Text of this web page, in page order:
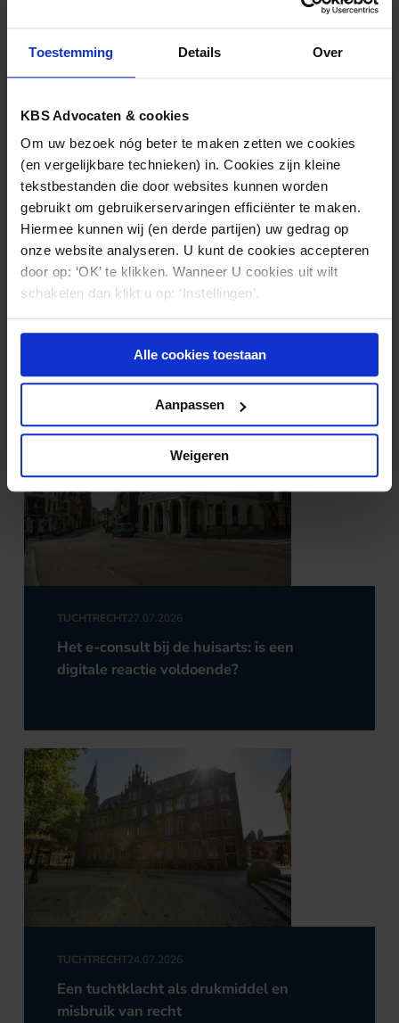
Toestemming Details Over
KBS Advocaten & cookies
Om uw bezoek nóg beter te maken zetten we cookies
(en vergelijkbare technieken) in. Cookies zijn kleine
tekstbestanden die door websites kunnen worden
gebruikt om gebruikerservaringen efficiënter te maken.
Hiermee kunnen wij (en derde partijen) uw gedrag op
onze website analyseren. U kunt de cookies accepteren
door op: ‘OK’ te klikken. Wanneer U cookies uit wilt
schakelen dan klikt u op: ‘Instellingen’.
Alle cookies toestaan
Aanpassen
Weigeren
adviseur komt dus al met al met de schrik vrij.
De les die uit deze uitspraak volgt is, dat de
of laat versturen ervoor dient te zorgen dat deze
voldoet aan de daarvoor geldende wettelijke
vereisten. Bij minderjarigen moet de hulpverlener
goed controleren of de machtiging moet worden
gericht aan de patiënt zelf of aan zijn wettelijk
vertegenwoordigers.
Nieuws & kennis
Ook interessant?
TUCHTRECHT27.07.2026
Het e-consult bij de huisarts: is een
digitale reactie voldoende?
TUCHTRECHT24.07.2026
Een tuchtklacht als drukmiddel en
misbruik van recht